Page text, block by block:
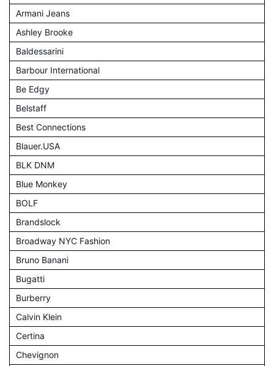
Armani Jeans
Ashley Brooke
Baldessarini
Barbour International
Be Edgy
Belstaff
Best Connections
Blauer.USA
BLK DNM
Blue Monkey
BOLF
Brandslock
Broadway NYC Fashion
Bruno Banani
Bugatti
Burberry
Calvin Klein
Certina
Chevignon